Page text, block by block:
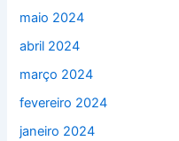
maio 2024
abril 2024
março 2024
fevereiro 2024
janeiro 2024